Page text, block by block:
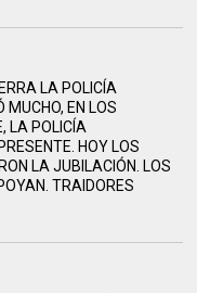
LA POLICÍA
EN LOS
LA POLICÍA
HOY LOS
LA JUBILACIÓN. LOS
TRAIDORES